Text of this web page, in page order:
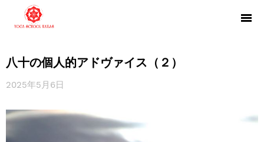
八十の個人的アドヴァイス（２）
2025年5月6日